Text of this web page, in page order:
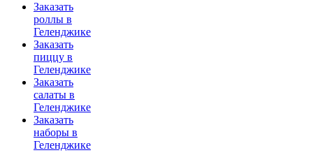
Заказать
роллы в
Геленджике
Заказать
пиццу в
Геленджике
Заказать
салаты в
Геленджике
Заказать
наборы в
Геленджике